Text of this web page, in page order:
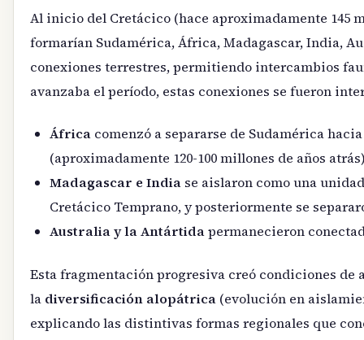
Al inicio del Cretácico (hace aproximadamente 145
formarían Sudamérica, África, Madagascar, India,
conexiones terrestres, permitiendo intercambios
avanzaba el período, estas conexiones se fueron
África comenzó a separarse de Sudamérica
(aproximadamente 120-100 millones de años
Madagascar e India se aislaron como una
Cretácico Temprano, y posteriormente se
Australia y la Antártidapermanecieron
Esta fragmentación progresiva creó condiciones
la diversificación alopátrica (evolución en
explicando las distintivas formas regionales que